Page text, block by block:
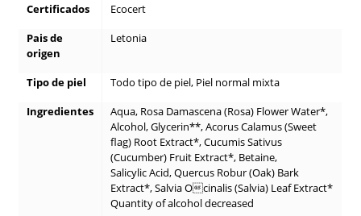
Certificados
Ecocert
Pais de
origen
Letonia
Tipo de piel
Todo tipo de piel, Piel normal mixta
Ingredientes
Aqua, Rosa Damascena (Rosa) Flower Water*,
Alcohol, Glycerin**, Acorus Calamus (Sweet
flag) Root Extract*, Cucumis Sativus
(Cucumber) Fruit Extract*, Betaine,
Salicylic Acid, Quercus Robur (Oak) Bark
Extract*, Salvia Ocinalis (Salvia) Leaf Extract*
Quantity of alcohol decreased